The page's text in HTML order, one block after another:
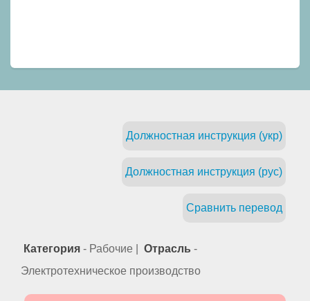
Должностная инструкция (укр)
Должностная инструкция (рус)
Сравнить перевод
Категория - Рабочие | Отрасль -
Электротехническое производство